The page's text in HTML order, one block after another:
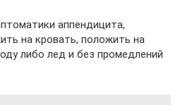
аппендицита,
на кровать, положить на
либо лед и без промедлений